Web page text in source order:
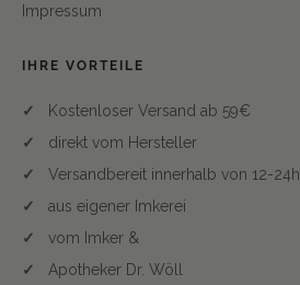
Impressum
IHRE VORTEILE
Kostenloser Versand ab 59€
direkt vom Hersteller
Versandbereit innerhalb von 12-24h
aus eigener Imkerei
vom Imker &
Apotheker Dr. Wöll